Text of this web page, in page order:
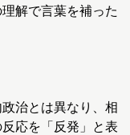
解で言葉を補った
治とは異なり、相
応を「反発」と表